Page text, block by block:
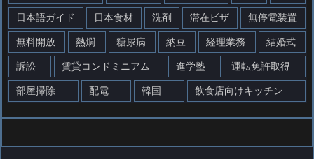
日本語ガイド 日本食材 洗剤 滞在ビザ 無停電装置
無料開放 熱燗 糖尿病 納豆 経理業務 結婚式
訴訟 賃貸コンドミニアム 進学塾 運転免許取得
部屋掃除 配電 韓国 飲食店向けキッチン